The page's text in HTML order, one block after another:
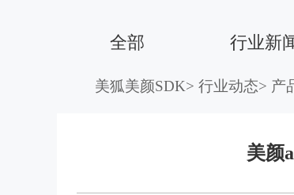
全部 行业新
美狐美颜SDK> 行业动态> 产
美颜